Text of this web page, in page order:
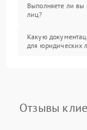
Выполняете ли вы
лиц?
Какую
для юридических
Отзывы